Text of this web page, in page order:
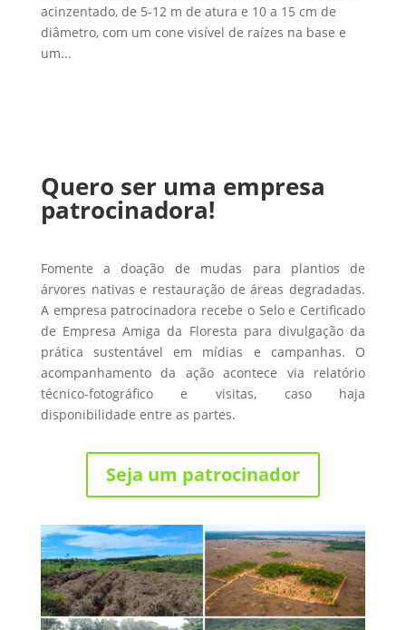
acinzentado, de 5-12 m de atura e 10 a 15 cm de
diâmetro, com um cone visível de raízes na base e
um...
Quero ser uma empresa
patrocinadora!
Fomente a doação de mudas para plantios de
árvores nativas e restauração de áreas degradadas.
A empresa patrocinadora recebe o Selo e Certificado
de Empresa Amiga da Floresta para divulgação da
prática sustentável em mídias e campanhas. O
acompanhamento da ação acontece via relatório
técnico-fotográfico e visitas, caso haja
disponibilidade entre as partes.
Seja um patrocinador